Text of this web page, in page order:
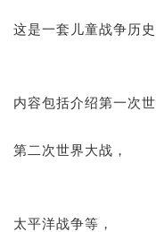
这是一套儿童战争历
内容包括介绍第一次世
第二次世界大战，
太平洋战争等，